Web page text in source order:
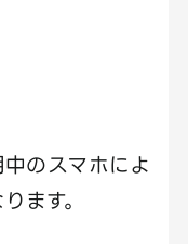
のスマホによ
ます。